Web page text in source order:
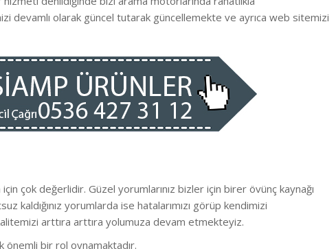
devamlı olarak güncel tutarak güncellemekte ve ayrıca web sitemizi
çok değerlidir. Güzel yorumlarınız bizler için birer övünç kaynağı
kaldığınız yorumlarda ise hatalarımızı görüp kendimizi
arttıra arttıra yolumuza devam etmekteyiz.
önemli bir rol oynamaktadır.